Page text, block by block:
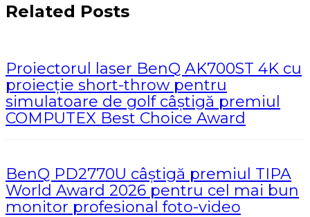
Related Posts
Proiectorul laser BenQ AK700ST 4K cu
proiecție short-throw pentru
simulatoare de golf câștigă premiul
COMPUTEX Best Choice Award
BenQ PD2770U câștigă premiul TIPA
World Award 2026 pentru cel mai bun
monitor profesional foto-video